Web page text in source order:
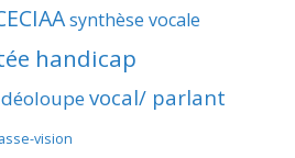
synthèse vocale
handicap
vocal/ parlant
vision